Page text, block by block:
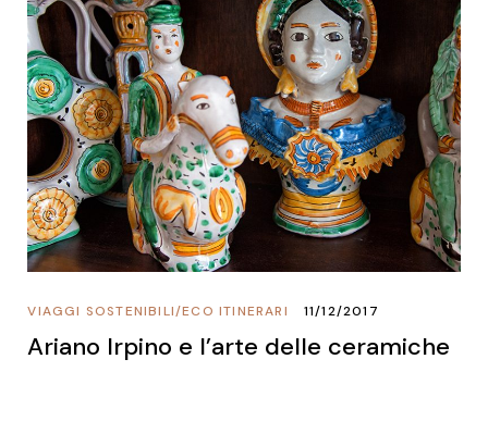
ECO ITINERARI
/
VIAGGI SOSTENIBILI 11/12/2017
Ariano Irpino e l’arte delle ceramiche